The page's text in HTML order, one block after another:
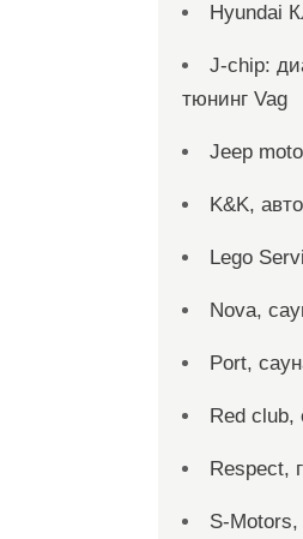
Hyundai
J-chip:
тюнинг Vag
Jeep
K&K,
Lego
Nova,
Port,
Red сlub,
Respect,
S-Motors,